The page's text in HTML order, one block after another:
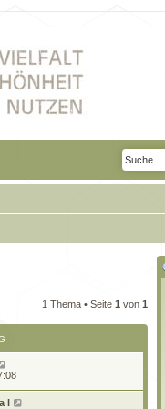
1 Thema • Seite 1 von 1
l